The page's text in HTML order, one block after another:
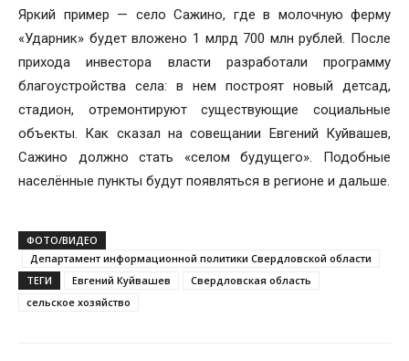
Яркий пример — село Сажино, где в молочную ферму
«Ударник» будет вложено 1 млрд 700 млн рублей. После
прихода инвестора власти разработали программу
благоустройства села: в нем построят новый детсад,
стадион, отремонтируют существующие социальные
объекты. Как сказал на совещании Евгений Куйвашев,
Сажино должно стать «селом будущего». Подобные
населённые пункты будут появляться в регионе и дальше.
ФОТО/ВИДЕО
Департамент информационной политики Свердловской области
ТЕГИ
Евгений Куйвашев
Свердловская область
сельское хозяйство